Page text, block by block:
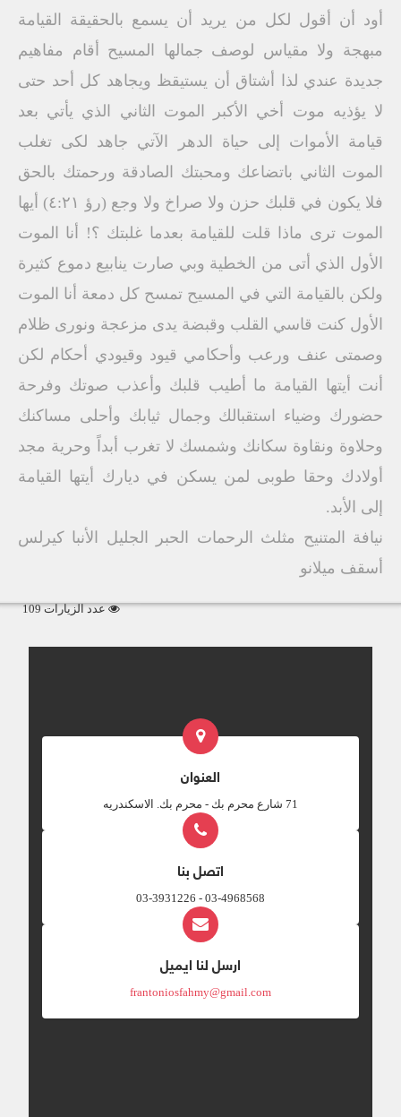
أود أن أقول لكل من يريد أن يسمع بالحقيقة القيامة
مبهجة ولا مقياس لوصف جمالها المسيح أقام مفاهيم
جديدة عندي لذا أشتاق أن يستيقظ ويجاهد كل أحد حتى
لا يؤذيه موت أخي الأكبر الموت الثاني الذي يأتي بعد
قيامة الأموات إلى حياة الدهر الآتي جاهد لكى تغلب
الموت الثاني باتضاعك ومحبتك الصادقة ورحمتك بالحق
فلا يكون في قلبك حزن ولا صراخ ولا وجع (رؤ ٤:٢١) أيها
الموت ترى ماذا قلت للقيامة بعدما غلبتك ؟! أنا الموت
الأول الذي أتى من الخطية وبي صارت ينابيع دموع كثيرة
ولكن بالقيامة التي في المسيح تمسح كل دمعة أنا الموت
الأول كنت قاسي القلب وقبضة يدى مزعجة ونورى ظلام
وصمتى عنف ورعب وأحكامي قيود وقيودي أحكام لكن
أنت أيتها القيامة ما أطيب قلبك وأعذب صوتك وفرحة
حضورك وضياء استقبالك وجمال ثيابك وأحلى مساكنك
وحلاوة ونقاوة سكانك وشمسك لا تغرب أبداً وحرية مجد
أولادك وحقا طوبى لمن يسكن في ديارك أيتها القيامة
إلى الأبد.
نيافة المتنيح مثلث الرحمات الحبر الجليل الأنبا كيرلس
أسقف ميلانو
عدد الزيارات 109
العنوان
‎71 شارع محرم بك - محرم بك. الاسكندريه
اتصل بنا
03-4968568 - 03-3931226
ارسل لنا ايميل
frantoniosfahmy@gmail.com